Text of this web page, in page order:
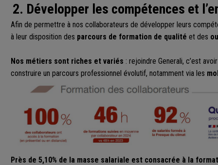
2. Développer les compétences et
Afin de permettre à nos collaborateurs de développer leurs
à leur disposition des parcours de formation de qualité et des
Nos métiers sont riches et variés : rejoindre Generali, c’est
construire un parcours professionnel évolutif, notamment via les
Près de 5,10% de la masse salariale est consacrée à la